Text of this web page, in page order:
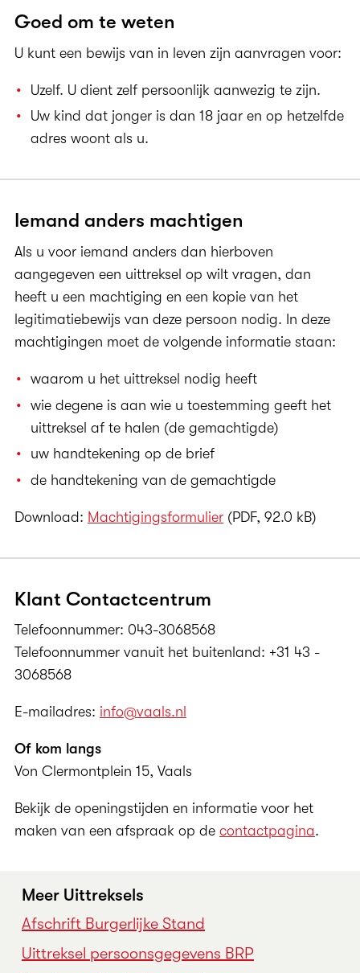
Goed om te weten
U kunt een bewijs van in leven zijn aanvragen voor:
Uzelf. U dient zelf persoonlijk aanwezig te zijn.
Uw kind dat jonger is dan 18 jaar en op hetzelfde
adres woont als u.
Iemand anders machtigen
Als u voor iemand anders dan hierboven
aangegeven een uittreksel op wilt vragen, dan
heeft u een machtiging en een kopie van het
legitimatiebewijs van deze persoon nodig. In deze
machtigingen moet de volgende informatie staan:
waarom u het uittreksel nodig heeft
wie degene is aan wie u toestemming geeft het
uittreksel af te halen (de gemachtigde)
uw handtekening op de brief
de handtekening van de gemachtigde
Download: Machtigingsformulier (PDF, 92.0 kB)
Klant Contactcentrum
Telefoonnummer: 043-3068568
Telefoonnummer vanuit het buitenland: +31 43 -
3068568
E-mailadres: info@vaals.nl
Of kom langs
Von Clermontplein 15, Vaals
Bekijk de openingstijden en informatie voor het
maken van een afspraak op de contactpagina.
Meer Uittreksels
Afschrift Burgerlijke Stand
Uittreksel persoonsgegevens BRP